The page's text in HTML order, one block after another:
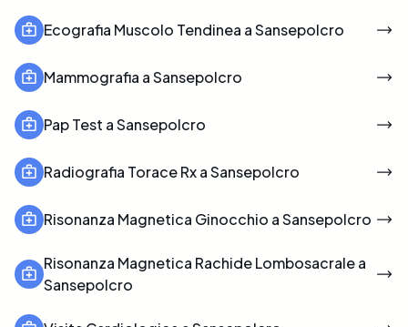
Ecografia Muscolo Tendinea a Sansepolcro
Mammografia a Sansepolcro
Pap Test a Sansepolcro
Radiografia Torace Rx a Sansepolcro
Risonanza Magnetica Ginocchio a Sansepolcro
Risonanza Magnetica Rachide Lombosacrale a
Sansepolcro